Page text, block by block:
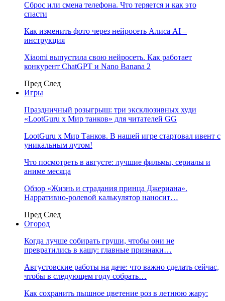
Сброс или смена телефона. Что теряется и как это
спасти
Как изменить фото через нейросеть Алиса AI –
инструкция
Xiaomi выпустила свою нейросеть. Как работает
конкурент ChatGPT и Nano Banana 2
Пред След
Игры
Праздничный розыгрыш: три эксклюзивных худи
«LootGuru х Мир танков» для читателей GG
LootGuru x Мир Танков. В нашей игре стартовал ивент с
уникальным лутом!
Что посмотреть в августе: лучшие фильмы, сериалы и
аниме месяца
Обзор «Жизнь и страдания принца Джериана».
Нарративно-ролевой калькулятор наносит…
Пред След
Огород
Когда лучше собирать груши, чтобы они не
превратились в кашу: главные признаки…
Августовские работы на даче: что важно сделать сейчас,
чтобы в следующем году собрать…
Как сохранить пышное цветение роз в летнюю жару: